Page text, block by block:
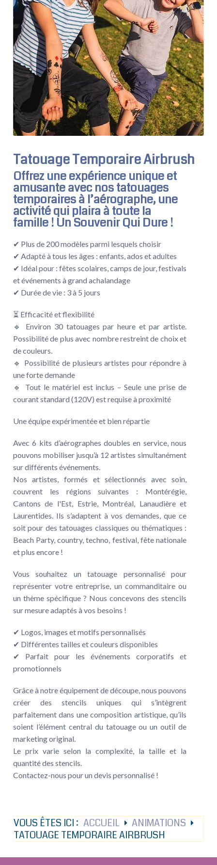
Tatouage Temporaire Airbrush
Offrez une expérience unique et
amusante avec nos tatouages
temporaires à l’aérographe, une
activité qui plaira à toute la
famille ! Un Souvenir Qui Dure !
✔ Plus de 200 modèles parmi lesquels choisir
✔ Adapté à tous les âges : enfants, ados et adultes
✔ Idéal pour : fêtes scolaires, camps de jour, festivals
et événements à grand achalandage
✔ Durée de vie : 3 à 5 jours
⏳ Efficacité et flexibilité
🔹 Environ 30 tatouages par heure et par artiste.
Possibilité de plus avec nombre restreint de choix et
de couleurs.
🔹 Possibilité de plusieurs artistes pour répondre à
une forte demande
🔹 Tout le matériel est inclus – Seule une prise de
courant standard (120V) est requise à proximité
Une équipe expérimentée et bien répartie
Avec 6 kits d’aérographes doubles en service, nous
pouvons mobiliser jusqu’à 12 artistes simultanément
sur différents événements.
Nos artistes, formés et sélectionnés avec soin,
couvrent les régions suivantes : Montérégie,
Cantons de l'Est, Estrie, Montréal, Lanaudière et
Laurentides. Ils s’adaptent à vos demandes, que ce
soit pour des tatouages classiques ou thématiques :
Beach Party, country, techno, festival, fête nationale
et plus encore !
Vous souhaitez un tatouage personnalisé pour
représenter votre entreprise, un commanditaire ou
un thème spécifique ? Nous concevons des stencils
sur mesure adaptés à vos besoins !
✔ Logos, images et motifs personnalisés
✔ Différentes tailles et couleurs disponibles
✔ Parfait pour les événements corporatifs et
promotionnels
Grâce à notre équipement de découpe, nous pouvons
créer des stencils uniques qui s’intègrent
parfaitement dans une composition artistique, qu’ils
soient l’élément central du tatouage ou un outil de
marketing original.
Le prix varie selon la complexité, la taille et la
quantité des stencils.
Contactez-nous pour un devis personnalisé !
VOUS ÊTES ICI : ACCUEIL
ANIMATIONS
TATOUAGE TEMPORAIRE AIRBRUSH